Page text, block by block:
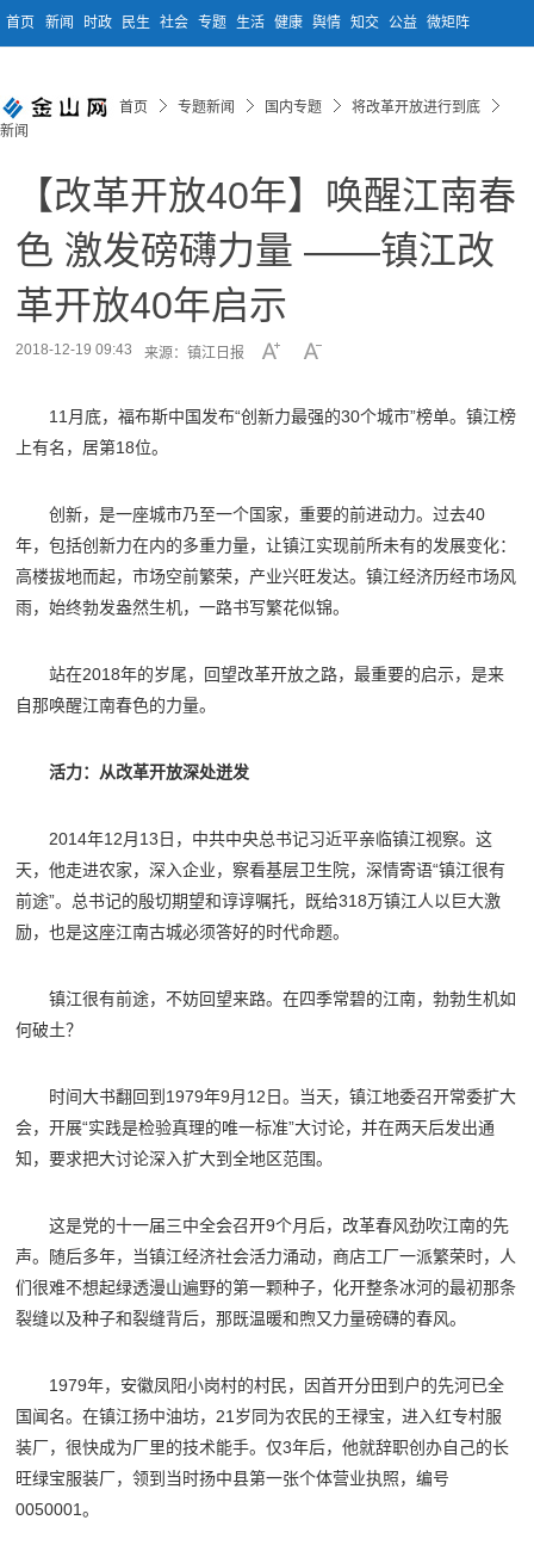
首页 新闻 时政 民生 社会 专题 生活 健康 舆情 知交 公益 微矩阵
首页 专题新闻 国内专题
将改革开放进行到底
新闻
【改革开放40年】唤醒江南春
色 激发磅礴力量 ——镇江改
革开放40年启示
2018-12-19 09:43 来源：镇江日报
11月底，福布斯中国发布“创新力最强的30个城市”榜单。镇江榜
上有名，居第18位。
创新，是一座城市乃至一个国家，重要的前进动力。过去40
年，包括创新力在内的多重力量，让镇江实现前所未有的发展变化：
高楼拔地而起，市场空前繁荣，产业兴旺发达。镇江经济历经市场风
雨，始终勃发盎然生机，一路书写繁花似锦。
站在2018年的岁尾，回望改革开放之路，最重要的启示，是来
自那唤醒江南春色的力量。
活力：从改革开放深处迸发
2014年12月13日，中共中央总书记习近平亲临镇江视察。这
天，他走进农家，深入企业，察看基层卫生院，深情寄语“镇江很有
前途”。总书记的殷切期望和谆谆嘱托，既给318万镇江人以巨大激
励，也是这座江南古城必须答好的时代命题。
镇江很有前途，不妨回望来路。在四季常碧的江南，勃勃生机如
何破土？
时间大书翻回到1979年9月12日。当天，镇江地委召开常委扩大
会，开展“实践是检验真理的唯一标准”大讨论，并在两天后发出通
知，要求把大讨论深入扩大到全地区范围。
这是党的十一届三中全会召开9个月后，改革春风劲吹江南的先
声。随后多年，当镇江经济社会活力涌动，商店工厂一派繁荣时，人
们很难不想起绿透漫山遍野的第一颗种子，化开整条冰河的最初那条
裂缝以及种子和裂缝背后，那既温暖和煦又力量磅礴的春风。
1979年，安徽凤阳小岗村的村民，因首开分田到户的先河已全
国闻名。在镇江扬中油坊，21岁同为农民的王禄宝，进入红专村服
装厂，很快成为厂里的技术能手。仅3年后，他就辞职创办自己的长
旺绿宝服装厂，领到当时扬中县第一张个体营业执照，编号
0050001。